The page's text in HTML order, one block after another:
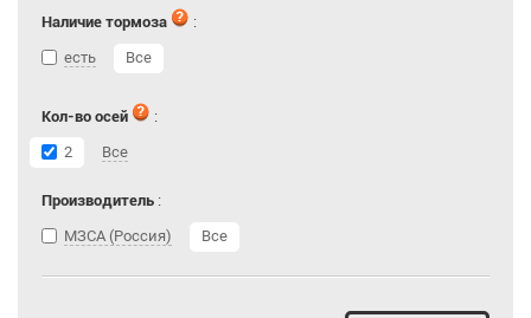
Наличие тормоза
:
есть
Все
Кол-во осей
:
2
Все
Производитель :
МЗСА (Россия)
Все